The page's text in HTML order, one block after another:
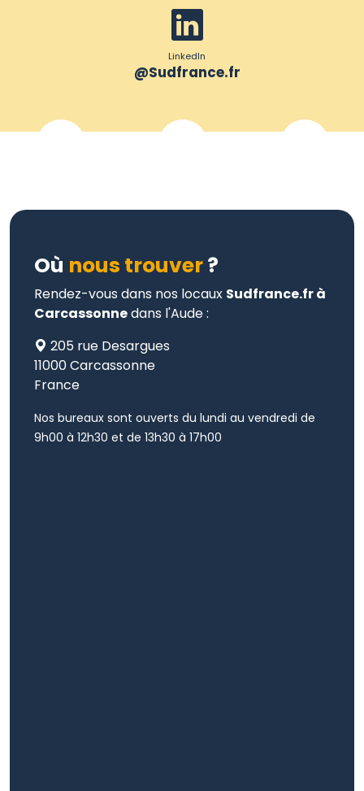
LinkedIn
@Sudfrance.fr
Où nous trouver?
Rendez-vous dans nos locaux Sudfrance.fr à
Carcassonnedans l'Aude :
205 rue Desargues
11000 Carcassonne
France
Nos bureaux sont ouverts du lundi au vendredi de
9h00 à 12h30 et de 13h30 à 17h00